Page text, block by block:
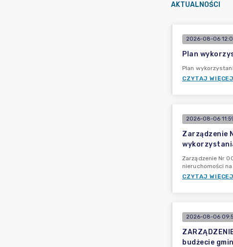
AKTUALNOŚCI
2026-08-06
Plan
Plan
CZYTAJ WIĘCEJ
2026-08-06
Zarządzenie
Zarządzenie Nr
nieruchomości
CZYTAJ WIĘCEJ
2026-08-06
budżecie